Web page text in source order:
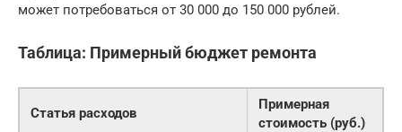
может потребоваться от 30 000 до 150 000 рублей.
Таблица: Примерный бюджет ремонта
Статья расходов
Примерная
стоимость (руб.)